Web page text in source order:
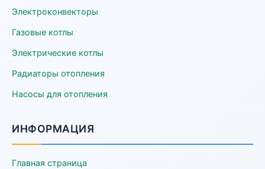
Электроконвекторы
Газовые котлы
Электрические котлы
Радиаторы отопления
Насосы для отопления
ИНФОРМАЦИЯ
Главная страница